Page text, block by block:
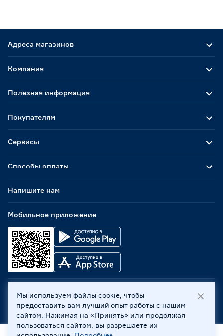
Адреса магазинов
Способы оплаты
Мобильное приложение
Компания
Полезная информация
Покупателям
Сервисы
Напишите нам
ООО «Бауцентр Рус» 2004 -2026, 236029, г. Калининград,
ул. А.Невского, 205. ИНН 7702596813, КПП 390601001 ©
Все права защищены
Политика обработки персональных данных
Мы используем файлы cookie, чтобы
предоставить вам лучший опыт работы с нашим
сайтом. Нажимая на «Принять» или продолжая
пользоваться сайтом, вы разрешаете их